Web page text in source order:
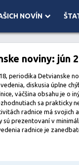
NOVÍN
©Mapbox
noviny: jún
periodika Detvianske
diskusia úplne
väčšina obsahu je o
sa prakticky
radnice má svojich
sú prezentovaní v
radnice je